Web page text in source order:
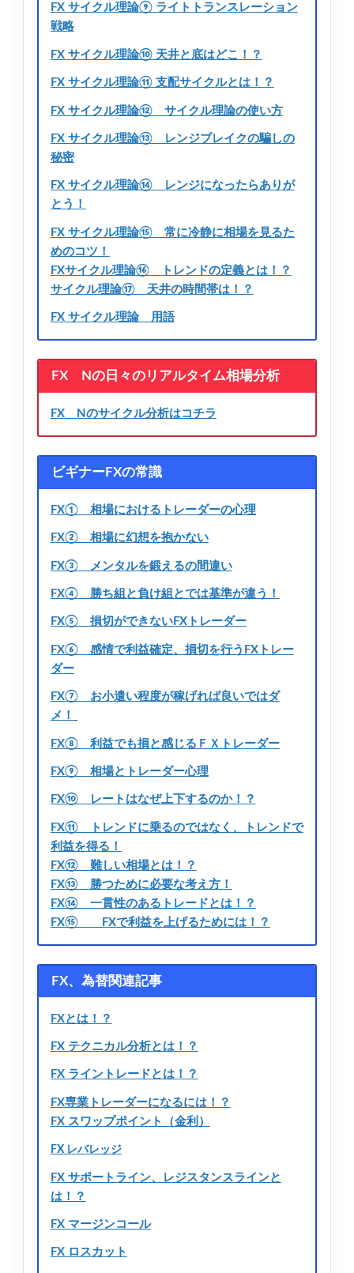
FX サイクル理論⑨ ライトトランスレーション
戦略
FX サイクル理論⑩ 天井と底はどこ！？
FX サイクル理論⑪ 支配サイクルとは！？
FX サイクル理論⑫ サイクル理論の使い方
FX サイクル理論⑬ レンジブレイクの騙しの
秘密
FX サイクル理論⑭ レンジになったらありが
とう！
FX サイクル理論⑮ 常に冷静に相場を見るた
めのコツ！
FXサイクル理論⑯ トレンドの定義とは！？
サイクル理論⑰ 天井の時間帯は！？
FX サイクル理論 用語
FX Nの日々のリアルタイム相場分析
FX Nのサイクル分析はコチラ
ビギナーFXの常識
FX① 相場におけるトレーダーの心理
FX② 相場に幻想を抱かない
FX③ メンタルを鍛えるの間違い
FX④ 勝ち組と負け組とでは基準が違う！
FX⑤ 損切ができないFXトレーダー
FX⑥ 感情で利益確定、損切を行うFXトレー
ダー
FX⑦ お小遣い程度が稼げれば良いではダ
メ！
FX⑧ 利益でも損と感じるＦＸトレーダー
FX⑨ 相場とトレーダー心理
FX⑩ レートはなぜ上下するのか！？
FX⑪ トレンドに乗るのではなく、トレンドで
利益を得る！
FX⑫ 難しい相場とは！？
FX⑬ 勝つために必要な考え方！
FX⑭ 一貫性のあるトレードとは！？
FX⑮ FXで利益を上げるためには！？
FX、為替関連記事
FXとは！？
FX テクニカル分析とは！？
FX ライントレードとは！？
FX専業トレーダーになるには！？
FX スワップポイント（金利）
FX レバレッジ
FX サポートライン、レジスタンスラインと
は！？
FX マージンコール
FX ロスカット